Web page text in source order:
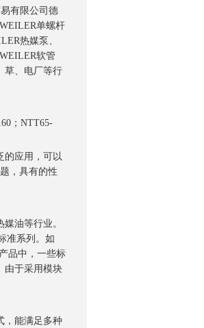
有限公司德
单螺杆
热媒泵、
软管
草、电厂等行
；NTT65-
的应用，可以
，具有的性
油等行业。
准系列。如
品中，一些标
由于采用模块
，能满足多种